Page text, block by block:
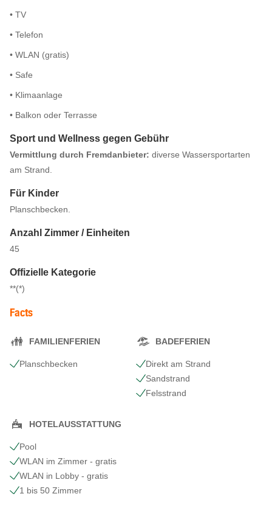
• TV
• Telefon
• WLAN (gratis)
• Safe
• Klimaanlage
• Balkon oder Terrasse
Sport und Wellness gegen Gebühr
Vermittlung durch Fremdanbieter: diverse Wassersportarten
am Strand.
Für Kinder
Planschbecken.
Anzahl Zimmer / Einheiten
45
Offizielle Kategorie
**(*)
Facts
FAMILIENFERIEN
Planschbecken
BADEFERIEN
Direkt am Strand
Sandstrand
Felsstrand
HOTELAUSSTATTUNG
Pool
WLAN im Zimmer - gratis
WLAN in Lobby - gratis
1 bis 50 Zimmer